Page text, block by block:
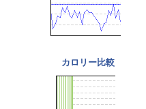
カロリー比較